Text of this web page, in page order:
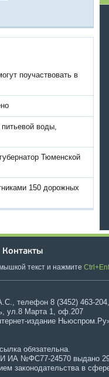
поучаствовать в
воды,
Тюменской
150 дорожных
Контакты
текст и нажмите
телефон 8 (3452) 463-
ул.8 Марта 1, оф.207
издание
обязательна.
ИА №ФС77-24570 выдано
законодательства в